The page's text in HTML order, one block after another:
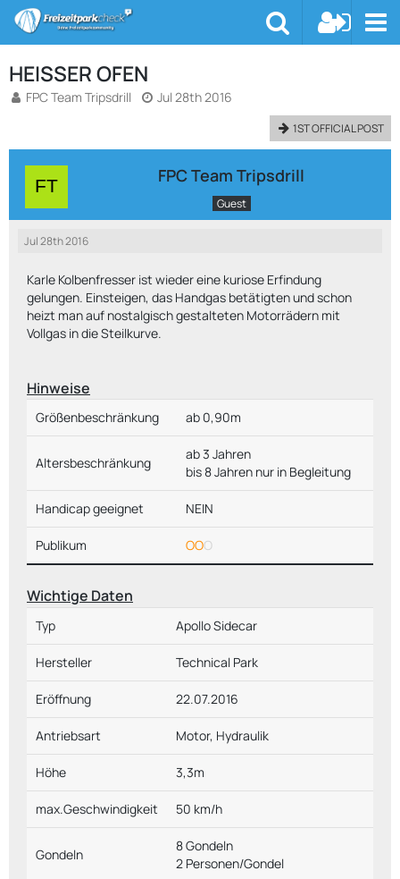
HEISSER OFEN
FPC Team Tripsdrill Jul 28th 2016
1ST OFFICIAL POST
FPC Team Tripsdrill
Guest
Jul 28th 2016
Karle Kolbenfresser ist wieder eine kuriose Erfindung
gelungen. Einsteigen, das Handgas betätigten und schon
heizt man auf nostalgisch gestalteten Motorrädern mit
Vollgas in die Steilkurve.
Hinweise
Größenbeschränkung ab 0,90m
Altersbeschränkung
ab 3 Jahren
bis 8 Jahren nur in Begleitung
Handicap geeignet NEIN
Publikum OOO
Wichtige Daten
Typ Apollo Sidecar
Hersteller Technical Park
Eröffnung 22.07.2016
Antriebsart Motor, Hydraulik
Höhe 3,3m
max.Geschwindigkeit 50 km/h
Gondeln
8 Gondeln
2 Personen/Gondel